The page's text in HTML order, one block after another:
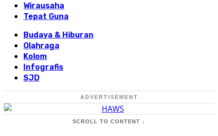
Wirausaha
Tepat Guna
Budaya & Hiburan
Olahraga
Kolom
Infografis
SJD
ADVERTISEMENT
SCROLL TO CONTENT ↓